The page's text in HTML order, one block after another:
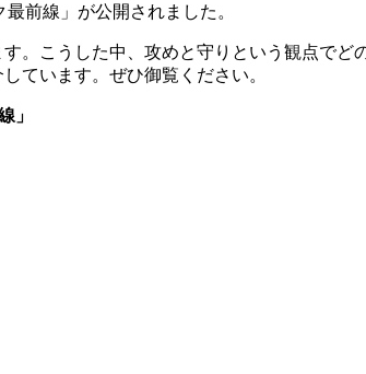
前線」が公開されました。
。こうした中、攻めと守りという観点で
ています。ぜひ御覧ください。
」